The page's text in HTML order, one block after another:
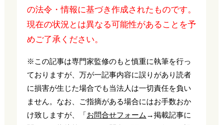
の法令・情報に基づき作成されたものです。
現在の状況とは異なる可能性があることを予
めご了承ください。
※この記事は専門家監修のもと慎重に執筆を行っ
ておりますが、万が一記事内容に誤りがあり読者
に損害が生じた場合でも当法人は一切責任を負い
ません。なお、ご指摘がある場合にはお手数おか
け致しますが、「お問合せフォーム →掲載記事に